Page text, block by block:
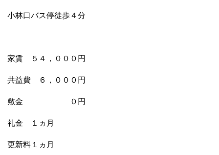
小林口バス停徒歩４分
家賃 ５４，０００円
共益費 ６，０００円
敷金 ０円
礼金 １ヵ月
更新料１ヵ月